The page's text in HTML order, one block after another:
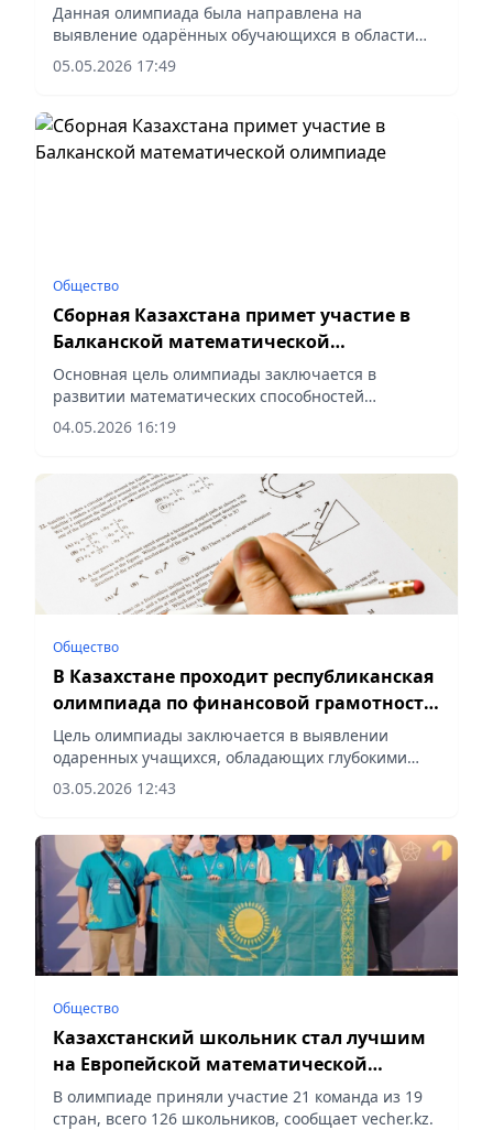
знаний»
Данная олимпиада была направлена на
выявление одарённых обучающихся в области
физики, математики и информатики, сообщает
vecher.kz.
05.05.2026 17:49
Общество
Сборная Казахстана примет участие в
Балканской математической
олимпиаде
Основная цель олимпиады заключается в
развитии математических способностей
школьников, сообщает корреспондент vecher.kz.
04.05.2026 16:19
Общество
В Казахстане проходит республиканская
олимпиада по финансовой грамотности
для школьников
Цель олимпиады заключается в выявлении
одаренных учащихся, обладающих глубокими
знаниями, умениями и навыками в сфере
финансовой грамотности, сообщает
03.05.2026 12:43
Общество
Казахстанский школьник стал лучшим
на Европейской математической
олимпиаде
В олимпиаде приняли участие 21 команда из 19
стран, всего 126 школьников, сообщает vecher.kz.